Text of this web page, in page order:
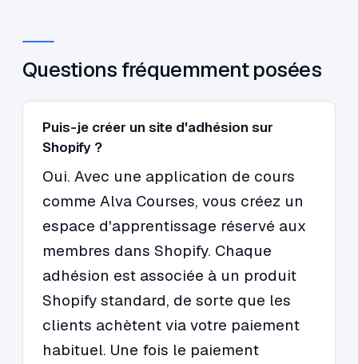
Questions fréquemment posées
Puis-je créer un site d'adhésion sur
Shopify ?
Oui. Avec une application de cours
comme Alva Courses, vous créez un
espace d'apprentissage réservé aux
membres dans Shopify. Chaque
adhésion est associée à un produit
Shopify standard, de sorte que les
clients achètent via votre paiement
habituel. Une fois le paiement